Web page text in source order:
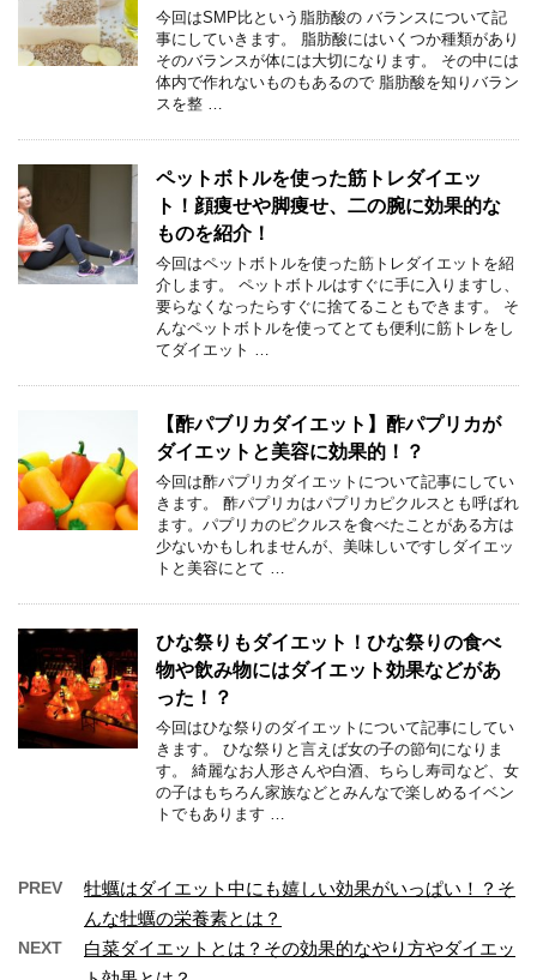
今回はSMP比という脂肪酸の バランスについて記
事にしていきます。 脂肪酸にはいくつか種類があり
そのバランスが体には大切になります。 その中には
体内で作れないものもあるので 脂肪酸を知りバラン
スを整 …
ペットボトルを使った筋トレダイエッ
ト！顔痩せや脚痩せ、二の腕に効果的な
ものを紹介！
今回はペットボトルを使った筋トレダイエットを紹
介します。 ペットボトルはすぐに手に入りますし、
要らなくなったらすぐに捨てることもできます。 そ
んなペットボトルを使ってとても便利に筋トレをし
てダイエット …
【酢パブリカダイエット】酢パプリカが
ダイエットと美容に効果的！？
今回は酢パプリカダイエットについて記事にしてい
きます。 酢パプリカはパプリカピクルスとも呼ばれ
ます。パプリカのピクルスを食べたことがある方は
少ないかもしれませんが、美味しいですしダイエッ
トと美容にとて …
ひな祭りもダイエット！ひな祭りの食べ
物や飲み物にはダイエット効果などがあ
った！？
今回はひな祭りのダイエットについて記事にしてい
きます。 ひな祭りと言えば女の子の節句になりま
す。 綺麗なお人形さんや白酒、ちらし寿司など、女
の子はもちろん家族などとみんなで楽しめるイベン
トでもあります …
PREV
牡蠣はダイエット中にも嬉しい効果がいっぱい！？そ
んな牡蠣の栄養素とは？
NEXT
白菜ダイエットとは？その効果的なやり方やダイエッ